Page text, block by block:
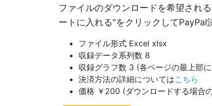
ファイルのダウンロードを希望され
ートに入れる"をクリックしてPayPal
ファイル形式 Excel xlsx
収録データ系列数 8
収録グラフ数 3 (各ページの最上部
決済方法の詳細についてはこちら
価格 ￥200 (ダウンロードする場合